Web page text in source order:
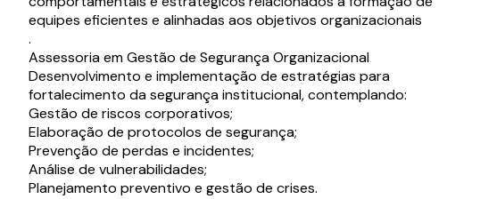
equipes eficientes e alinhadas aos objetivos organizacionais
.
Assessoria em Gestão de Segurança Organizacional
Desenvolvimento e implementação de estratégias para
fortalecimento da segurança institucional, contemplando:
Gestão de riscos corporativos;
Elaboração de protocolos de segurança;
Prevenção de perdas e incidentes;
Análise de vulnerabilidades;
Planejamento preventivo e gestão de crises.